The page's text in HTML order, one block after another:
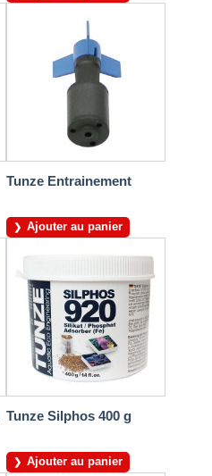
Tunze Entrainement
Ajouter au panier
Tunze Silphos 400 g
Ajouter au panier